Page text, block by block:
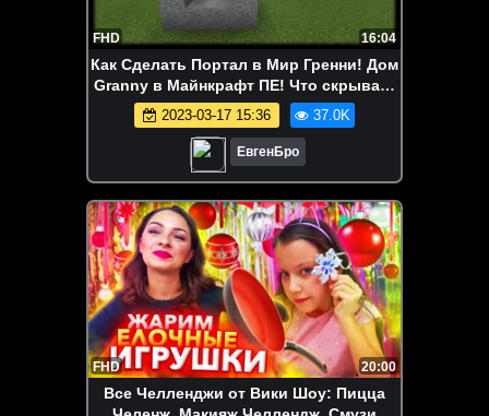
FHD 16:04
Как Сделать Портал в Мир Гренни! Дом
Granny в Майнкрафт ПЕ! Что скрывает
от нас GRANNY! Minecraft PE
2023-03-17 15:36 37.0K
ЕвгенБро
FHD 20:00
Все Челленджи от Вики Шоу: Пицца